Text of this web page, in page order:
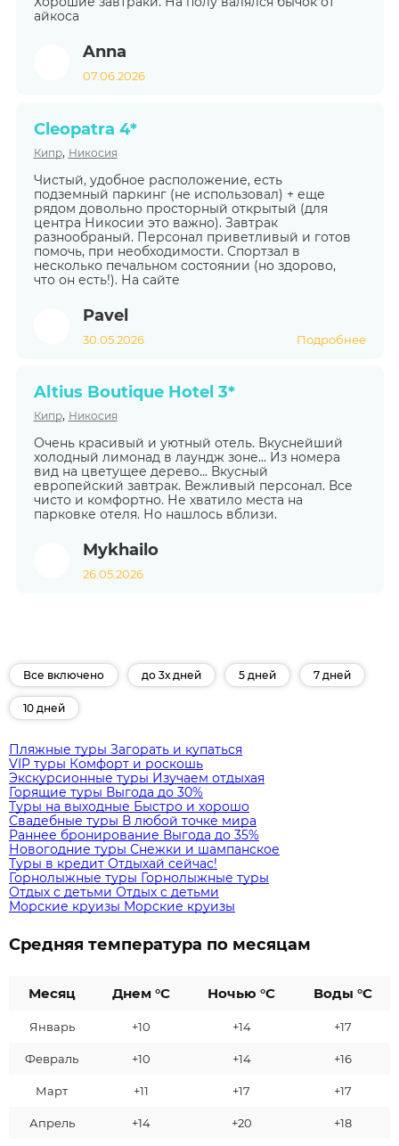
айкоса
Anna
07.06.2026
Cleopatra 4*
Кипр, Никосия
Чистый, удобное расположение, есть
подземный паркинг (не использовал) + еще
рядом довольно просторный открытый (для
центра Никосии это важно). Завтрак
разнообраный. Персонал приветливый и готов
помочь, при необходимости. Спортзал в
несколько печальном состоянии (но здорово,
что он есть!). На сайте
Pavel
30.05.2026 Подробнее
Altius Boutique Hotel 3*
Кипр, Никосия
Очень красивый и уютный отель. Вкуснейший
холодный лимонад в лаундж зоне... Из номера
вид на цветущее дерево... Вкусный
европейский завтрак. Вежливый персонал. Все
чисто и комфортно. Не хватило места на
парковке отеля. Но нашлось вблизи.
Mykhailo
26.05.2026
Все включено до 3х дней 5 дней 7 дней
10 дней
Пляжные туры Загорать и купаться
VIP туры Комфорт и роскошь
Экскурсионные туры Изучаем отдыхая
Горящие туры Выгода до 30%
Туры на выходные Быстро и хорошо
Свадебные туры В любой точке мира
Раннее бронирование Выгода до 35%
Новогодние туры Снежки и шампанское
Туры в кредит Отдыхай сейчас!
Горнолыжные туры Горнолыжные туры
Отдых с детьми Отдых с детьми
Морские круизы Морские круизы
Средняя температура по месяцам
Месяц Днем °C Ночью °C Воды °C
Январь +10 +14 +17
Февраль +10 +14 +16
Март +11 +17 +17
Апрель +14 +20 +18